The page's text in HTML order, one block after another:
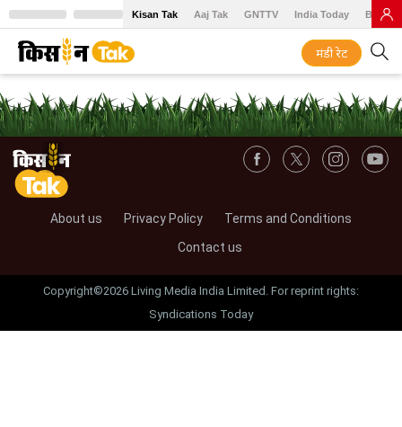
Kisan Tak Aaj Tak GNTTV India Today BT
मंडी रेट
About us Privacy Policy
Terms and Conditions
Contact us
Copyright©2026 Living Media India Limited. For reprint rights:
Syndications Today